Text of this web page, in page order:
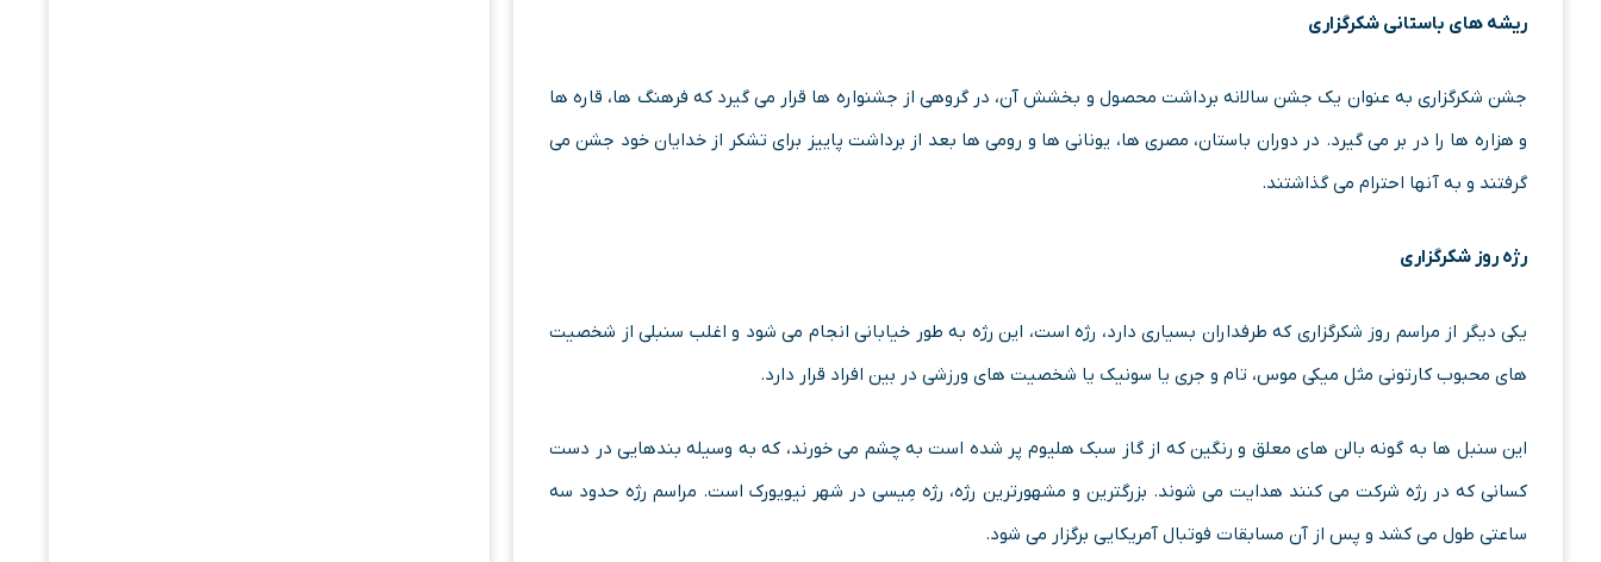
ریشه های باستانی شکرگزاری
جشن شکرگزاری به عنوان یک جشن سالانه برداشت محصول و بخشش آن، در گروهی از جشنواره ها قرار می گیرد که فرهنگ ها، قاره ها
و هزاره ها را در بر می گیرد. در دوران باستان، مصری ها، یونانی ها و رومی ها بعد از برداشت پاییز برای تشکر از خدایان خود جشن می
گرفتند و به آنها احترام می گذاشتند.
رژه روز شکرگزاری
یکی دیگر از مراسم روز شکرگزاری که طرفداران بسیاری دارد، رژه است، این رژه به طور خیابانی انجام می شود و اغلب سنبلی از شخصیت
های محبوب کارتونی مثل میکی موس، تام و جری یا سونیک یا شخصیت های ورزشی در بین افراد قرار دارد.
این سنبل ها به گونه بالن های معلق و رنگین که از گاز سبک هلیوم پر شده است به چشم می خورند، که به وسیله بندهایی در دست
کسانی که در رژه شرکت می کنند هدایت می شوند. بزرگترین و مشهورترین رژه، رژه مِیسی در شهر نیویورک است. مراسم رژه حدود سه
ساعتی طول می کشد و پس از آن مسابقات فوتبال آمریکایی برگزار می شود.